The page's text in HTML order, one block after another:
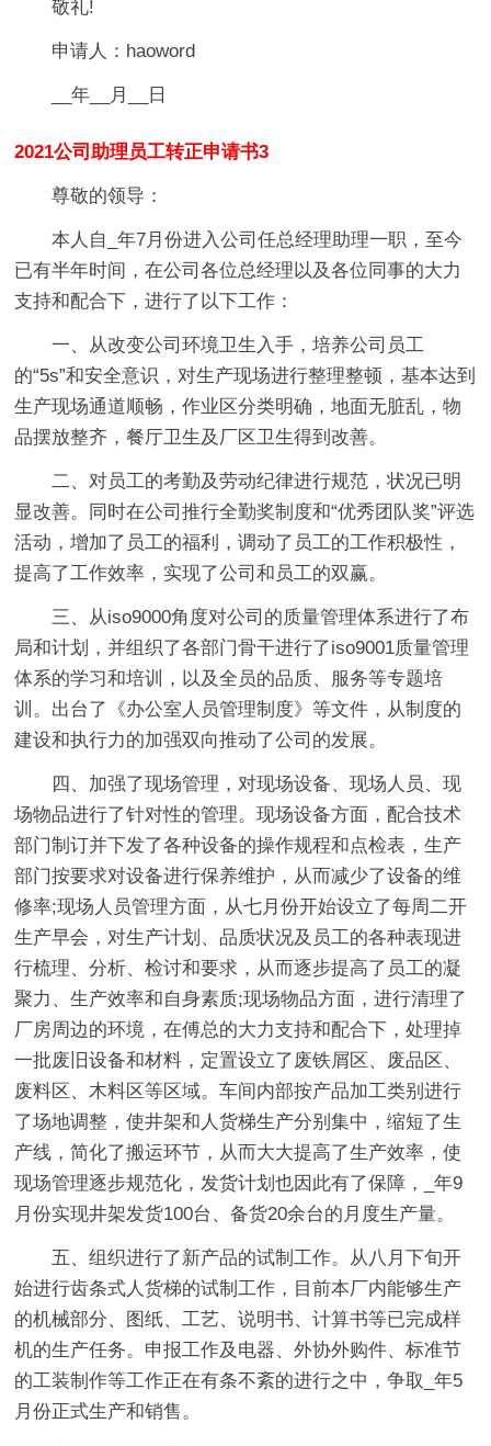
敬礼!
申请人：haoword
__年__月__日
2021公司助理员工转正申请书3
尊敬的领导：
本人自_年7月份进入公司任总经理助理一职，至今
已有半年时间，在公司各位总经理以及各位同事的大力
支持和配合下，进行了以下工作：
一、从改变公司环境卫生入手，培养公司员工
的“5s”和安全意识，对生产现场进行整理整顿，基本达到
生产现场通道顺畅，作业区分类明确，地面无脏乱，物
品摆放整齐，餐厅卫生及厂区卫生得到改善。
二、对员工的考勤及劳动纪律进行规范，状况已明
显改善。 同时在公司推行全勤奖制度和“优秀团队奖”评选
活动，增加了员工的福利，调动了员工的工作积极性，
提高了工作效率，实现了公司和员工的双赢。
三、从iso9000角度对公司的质量管理体系进行了布
局和计划，并组织了各部门骨干进行了iso9001质量管理
体系的学习和培训，以及全员的品质、服务等专题培
训。 出台了《办公室人员管理制度》等文件，从制度的
建设和执行力的加强双向推动了公司的发展。
四、加强了现场管理，对现场设备、现场人员、现
场物品进行了针对性的管理。现场设备方面，配合技术
部门制订并下发了各种设备的操作规程和点检表，生产
部门按要求对设备进行保养维护，从而减少了设备的维
修率;现场人员管理方面，从七月份开始设立了每周二开
生产早会，对生产计划、品质状况及员工的各种表现进
行梳理、分析、检讨和要求，从而逐步提高了员工的凝
聚力、生产效率和自身素质;现场物品方面，进行清理了
厂房周边的环境，在傅总的大力支持和配合下，处理掉
一批废旧设备和材料，定置设立了废铁屑区、废品区、
废料区、木料区等区域。车间内部按产品加工类别进行
了场地调整，使井架和人货梯生产分别集中，缩短了生
产线，简化了搬运环节，从而大大提高了生产效率，使
现场管理逐步规范化，发货计划也因此有了保障，_年9
月份实现井架发货100台、备货20余台的月度生产量。
五、组织进行了新产品的试制工作。 从八月下旬开
始进行齿条式人货梯的试制工作，目前本厂内能够生产
的机械部分、图纸、工艺、说明书、计算书等已完成样
机的生产任务。申报工作及电器、外协外购件、标准节
的工装制作等工作正在有条不紊的进行之中，争取_年5
月份正式生产和销售。